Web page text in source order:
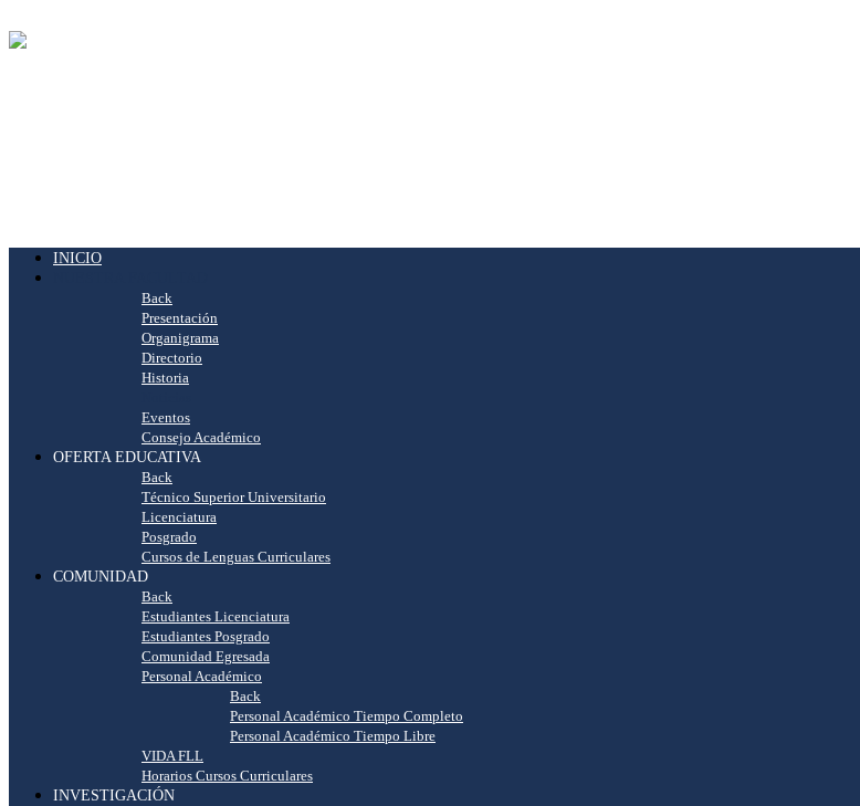
INICIO
Back
Presentación
Organigrama
Directorio
Historia
Eventos
Consejo Académico
OFERTA EDUCATIVA
Back
Técnico Superior Universitario
Licenciatura
Posgrado
Cursos de Lenguas Curriculares
COMUNIDAD
Back
Estudiantes Licenciatura
Estudiantes Posgrado
Comunidad Egresada
Personal Académico
Back
Personal Académico Tiempo Completo
Personal Académico Tiempo Libre
VIDA FLL
Horarios Cursos Curriculares
INVESTIGACIÓN